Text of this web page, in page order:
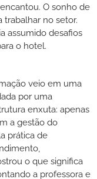
O sonho de
trabalhar no setor.
assumido desafios
o hotel.
veio em uma
por uma
enxuta: apenas
a gestão do
prática de
o que significa
a professora e